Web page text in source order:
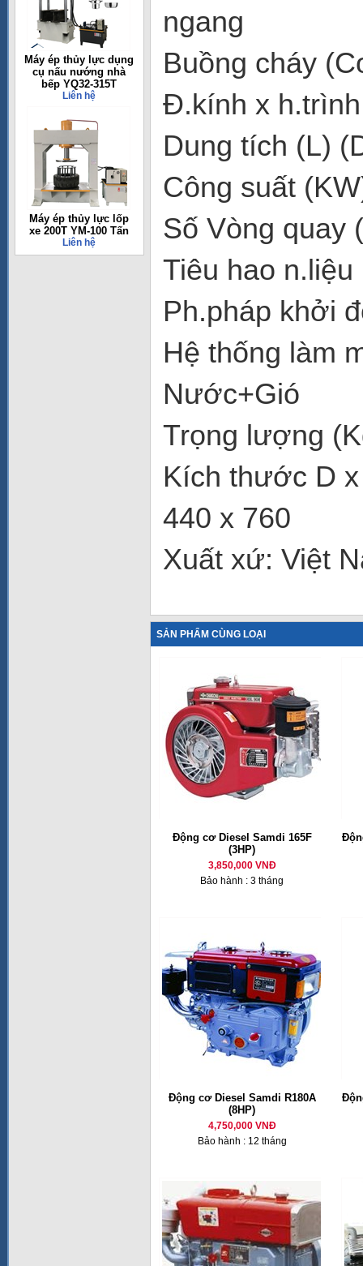
Máy ép thủy lực dụng
cụ nấu nướng nhà
bếp YQ32-315T
Liên hệ
Máy ép thủy lực lốp
xe 200T YM-100 Tấn
Liên hệ
ngang
Buồng cháy
Đ.kính x
Dung tích (L)
Công suất
Số Vòng
Tiêu hao
Ph.pháp khởi
Hệ thống làm
Nước+Gió
Trọng lượng
Kích thước D
440 x 760
Xuất xứ: Việt
SẢN PHẨM CÙNG LOẠI
Động cơ Diesel Samdi 165F
(3HP)
3,850,000 VNĐ
Bảo hành : 3 tháng
Động cơ Diesel Samdi R180A
(8HP)
4,750,000 VNĐ
Bảo hành : 12 tháng